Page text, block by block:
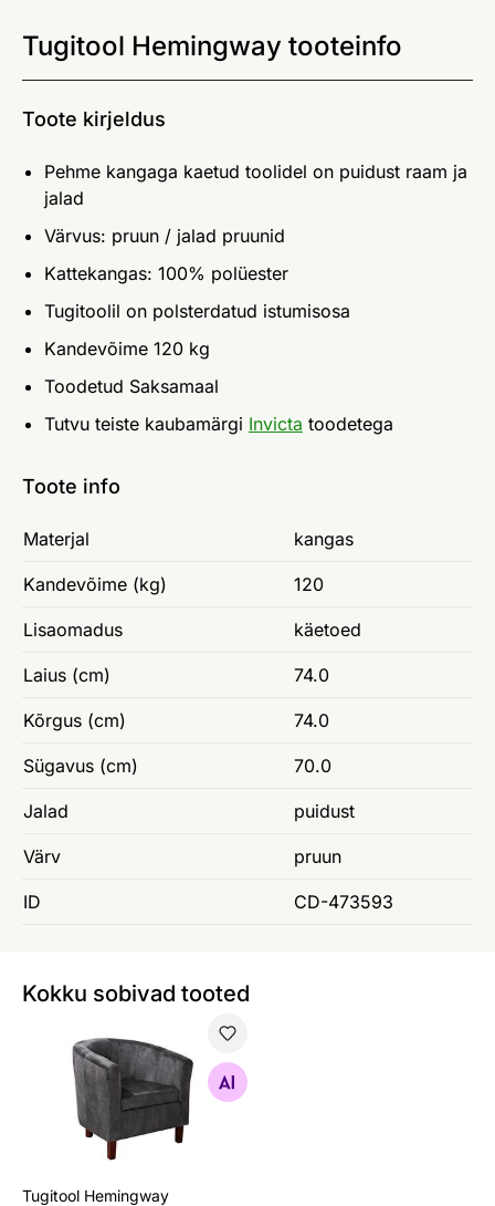
Tugitool Hemingway tooteinfo
Toote kirjeldus
Pehme kangaga kaetud toolidel on puidust raam ja
jalad
Värvus: pruun / jalad pruunid
Kattekangas: 100% polüester
Tugitoolil on polsterdatud istumisosa
Kandevõime 120 kg
Toodetud Saksamaal
Tutvu teiste kaubamärgi Invicta toodetega
Toote info
Materjal kangas
Kandevõime (kg) 120
Lisaomadus käetoed
Laius (cm) 74.0
Kõrgus (cm) 74.0
Sügavus (cm) 70.0
Jalad puidust
Värv pruun
ID CD-473593
Kokku sobivad tooted
Tugitool Hemingway
Otsi sarnaseid
Tugitool Hemingway